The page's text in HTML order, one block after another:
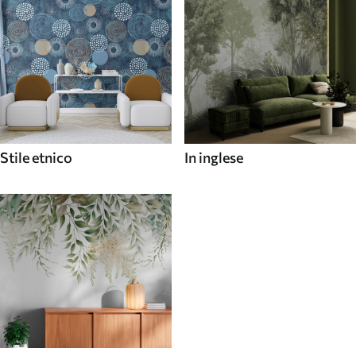
Stile etnico In inglese